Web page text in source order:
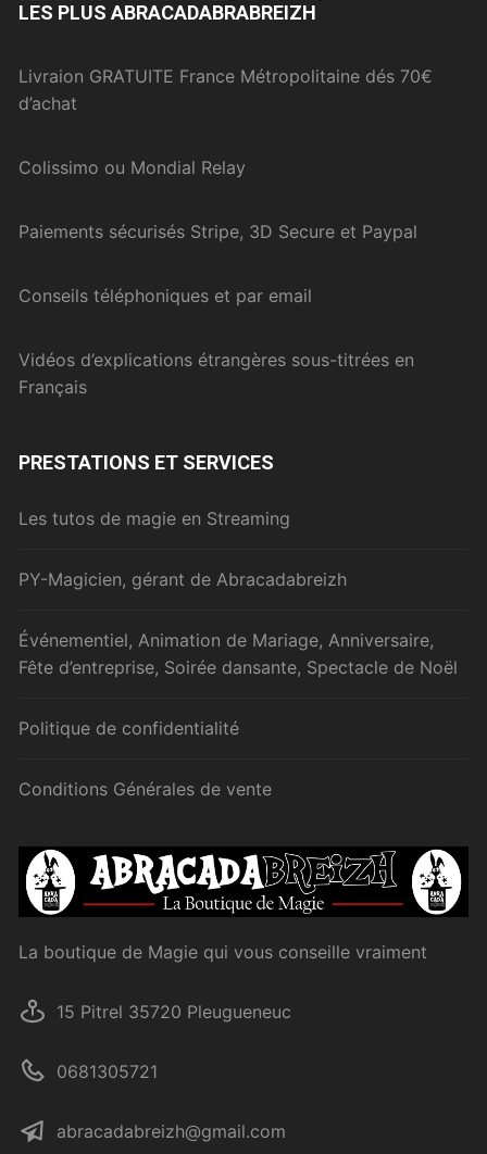
LES PLUS ABRACADABRABREIZH
Livraion GRATUITE France Métropolitaine dés 70€
d’achat
Colissimo ou Mondial Relay
Paiements sécurisés Stripe, 3D Secure et Paypal
Conseils téléphoniques et par email
Vidéos d’explications étrangères sous-titrées en
Français
PRESTATIONS ET SERVICES
Les tutos de magie en Streaming
PY-Magicien, gérant de Abracadabreizh
Événementiel, Animation de Mariage, Anniversaire,
Fête d’entreprise, Soirée dansante, Spectacle de Noël
Politique de confidentialité
Conditions Générales de vente
La boutique de Magie qui vous conseille vraiment
15 Pitrel 35720 Pleugueneuc
0681305721
abracadabreizh@gmail.com